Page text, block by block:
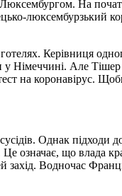
На
люксембурзький
Керівниця
Німеччині. Але
на коронавірус.
Однак підходи
означає, що влада
захід. Водночас